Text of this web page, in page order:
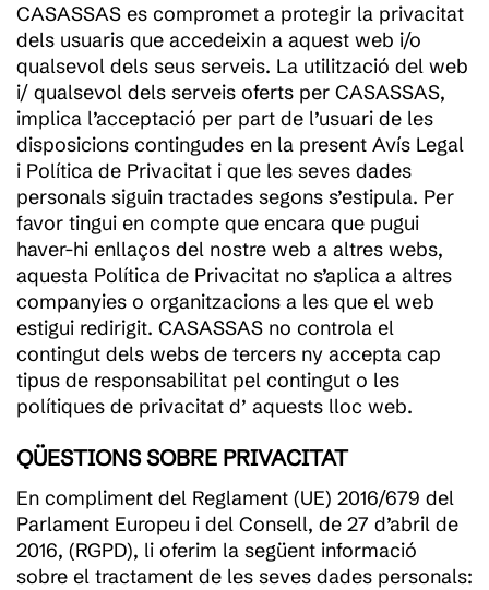
CASASSAS es compromet a protegir la privacitat
dels usuaris que accedeixin a aquest web i/o
qualsevol dels seus serveis. La utilització del web
i/ qualsevol dels serveis oferts per CASASSAS,
implica l’acceptació per part de l’usuari de les
disposicions contingudes en la present Avís Legal
i Política de Privacitat i que les seves dades
personals siguin tractades segons s’estipula. Per
favor tingui en compte que encara que pugui
haver-hi enllaços del nostre web a altres webs,
aquesta Política de Privacitat no s’aplica a altres
companyies o organitzacions a les que el web
estigui redirigit. CASASSAS no controla el
contingut dels webs de tercers ny accepta cap
tipus de responsabilitat pel contingut o les
polítiques de privacitat d’ aquests lloc web.
QÜESTIONS SOBRE PRIVACITAT
En compliment del Reglament (UE) 2016/679 del
Parlament Europeu i del Consell, de 27 d’abril de
2016, (RGPD), li oferim la següent informació
sobre el tractament de les seves dades personals: